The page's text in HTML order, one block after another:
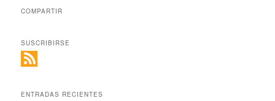
COMPARTIR
SUSCRIBIRSE
ENTRADAS RECIENTES